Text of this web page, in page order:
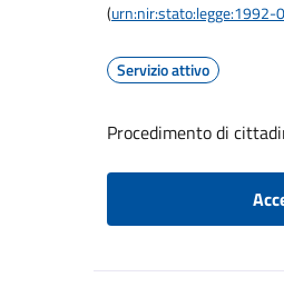
(urn:nir:stato:legge:1992-
Servizio attivo
Procedimento di